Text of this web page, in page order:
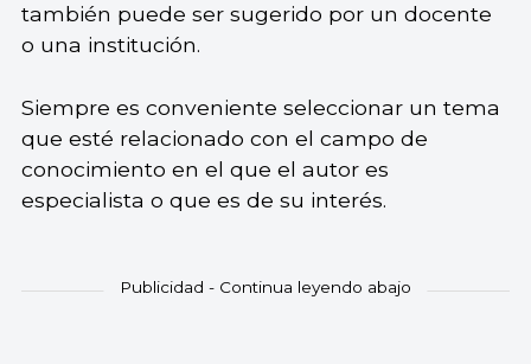
también puede ser sugerido por un docente
o una institución.
Siempre es conveniente seleccionar un tema
que esté relacionado con el campo de
conocimiento en el que el autor es
especialista o que es de su interés.